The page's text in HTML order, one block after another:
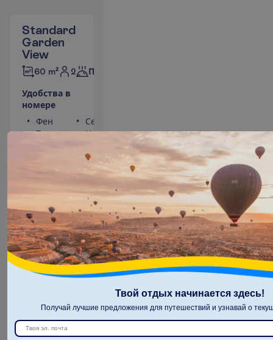
Standard
Garden
View
60 m² 2 Полупансион
Удобства в
номере
Фен
Туалет
Сейф
Набор для чая/
Душ
Кондиционер
(индивидуальный)
Подробнее
10 н. в отеле
(11 н. всего)
25.10.2026 - 05.11.2026
Осталось всего 6!
Итого:2039.00€/чел.
Итого4078.00€/группу
Забро
Твой отдых начинается здесь!
Получай лучшие предложения для путешествий и узнавай о